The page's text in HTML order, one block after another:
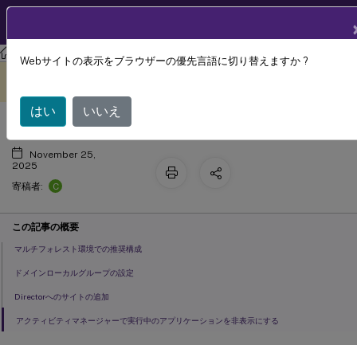
Citrix Virtual Apps and Desktops7 2511 Director
詳細な構成
November 25,
2025
寄稿者:
C
この記事の概要
マルチフォレスト環境での推奨構成
ドメインローカルグループの設定
Directorへのサイトの追加
アクティビティマネージャーで実行中のアプリケーションを非表示にする
Webサイトの表示をブラウザーの優先言語に切り替えますか ?
はい いいえ